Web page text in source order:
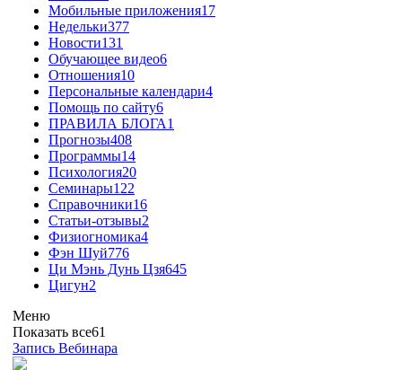
Мобильные приложения17
Недельки377
Новости131
Обучающее видео6
Отношения10
Персональные календари4
Помощь по сайту6
ПРАВИЛА БЛОГА1
Прогнозы408
Программы14
Психология20
Семинары122
Справочники16
Статьи-отзывы2
Физиогномика4
Фэн Шуй776
Ци Мэнь Дунь Цзя645
Цигун2
Меню
Показать все61
Запись Вебинара